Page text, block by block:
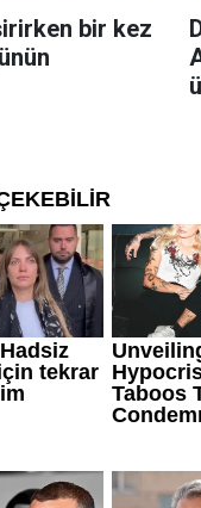
bir kez